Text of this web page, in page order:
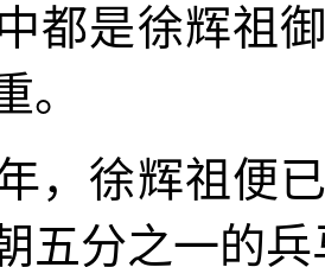
都是徐辉祖
。
，徐辉祖便
五分之一的兵